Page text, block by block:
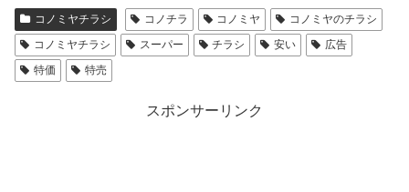
コノミヤチラシ コノチラ コノミヤ
コノミヤのチラシ
コノミヤチラシ
スーパー チラシ 安い
広告
特価
特売
スポンサーリンク